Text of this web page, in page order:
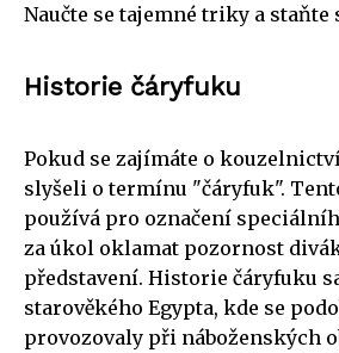
Naučte se tajemné triky a
Historie čáryfuku
Pokud se zajímáte o
slyšeli o termínu "čáryfuk".
používá pro označení
za úkol oklamat pozornost
představení. Historie čáryfuku
starověkého Egypta, kde se
provozovaly při náboženských